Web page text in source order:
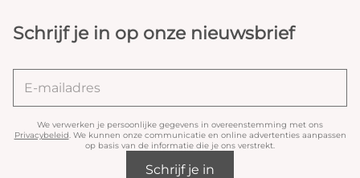
Schrijf je in op onze nieuwsbrief
We verwerken je persoonlijke gegevens in overeenstemming met ons
Privacybeleid. We kunnen onze communicatie en online advertenties aanpassen
op basis van de informatie die je ons verstrekt.
Schrijf je in